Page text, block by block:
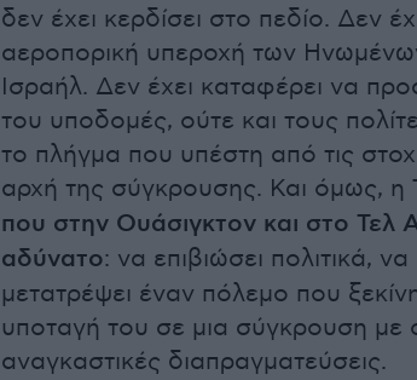
δεν έχει κερδίσει στο πεδίο. Δεν
αεροπορική υπεροχή των
Ισραήλ. Δεν έχει καταφέρει να
του υποδομές, ούτε και τους
το πλήγμα που υπέστη από τις
αρχή της σύγκρουσης. Και όμως, η
που στην Ουάσιγκτον και στο Τελ
αδύνατο: να επιβιώσει πολιτικά,
μετατρέψει έναν πόλεμο που
υποταγή του σε μια σύγκρουση με
αναγκαστικές διαπραγματεύσεις.